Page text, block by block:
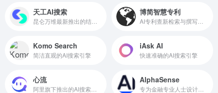
天工AI搜索 博简智慧专利
Komo Search
简洁直观的AI搜索引擎
iAsk AI
快速准确的AI搜索引擎
心流 AlphaSense